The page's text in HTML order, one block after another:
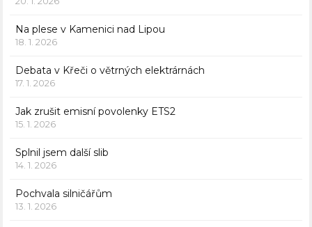
Na plese v Kamenici nad Lipou
18. 1. 2026
Debata v Křeči o větrných elektrárnách
17. 1. 2026
Jak zrušit emisní povolenky ETS2
15. 1. 2026
Splnil jsem další slib
14. 1. 2026
Pochvala silničářům
13. 1. 2026